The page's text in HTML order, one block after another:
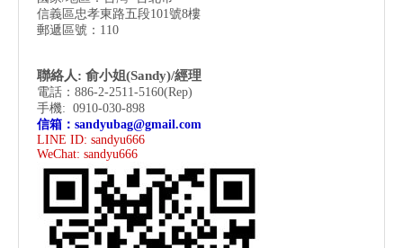
信義區忠孝東路五段101號8樓
郵遞區號：110
聯絡人: 俞小姐(Sandy)/經理
電話：886-2-2511-5160(Rep)
手機: 0910-030-898
信箱： sandyubag@gmail.com
LINE ID: sandyu666
WeChat: sandyu666